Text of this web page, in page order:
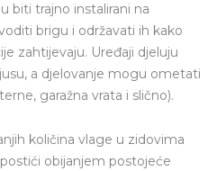
biti trajno instalirani na
brigu i održavati ih kako
zahtijevaju. Uređaji djeluju
a djelovanje mogu ometati
garažna vrata i slično).
količina vlage u zidovima
obijanjem postojeće